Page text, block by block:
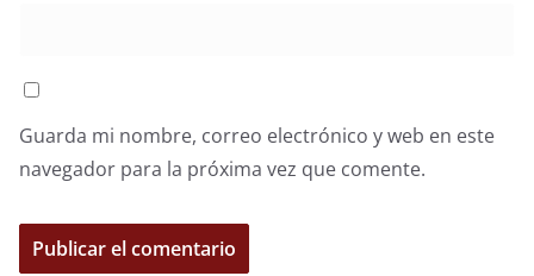
Guarda mi nombre, correo electrónico y web en este
navegador para la próxima vez que comente.